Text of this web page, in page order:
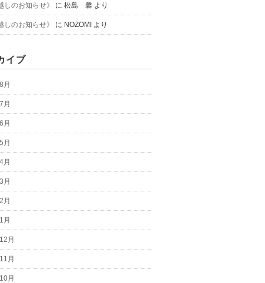
しのお知らせ》 に松島 馨 より
しのお知らせ》 に NOZOMI より
イブ
月
月
月
月
月
月
月
月
月
月
月